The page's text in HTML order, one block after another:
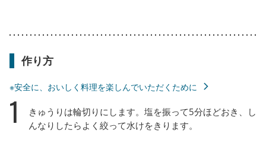
作り方
※安全に、おいしく料理を楽しんでいただくために
1
きゅうりは輪切りにします。塩を振って5分ほどおき、し
んなりしたらよく絞って水けをきります。